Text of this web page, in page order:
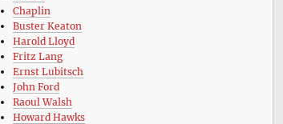
Chaplin
Buster Keaton
Harold Lloyd
Fritz Lang
Ernst Lubitsch
John Ford
Raoul Walsh
Howard Hawks